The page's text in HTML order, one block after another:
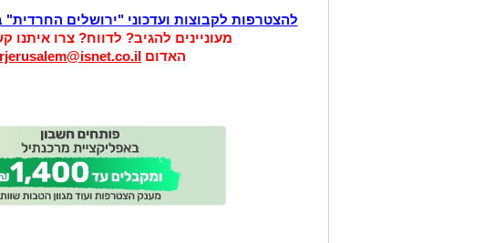
להצטרפות לקבוצות ועדכוני "ירושלים החרדית"
מעוניינים להגיב? לדווח? צרו איתנו
האדום